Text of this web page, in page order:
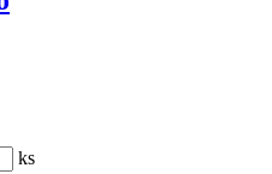
ks